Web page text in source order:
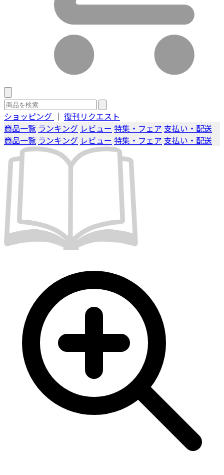
ショッピング ｜ 復刊リクエスト
商品一覧 ランキング レビュー 特集・フェア 支払い・配送
商品一覧 ランキング レビュー 特集・フェア 支払い・配送